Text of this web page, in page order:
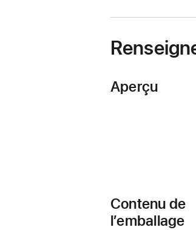
Aperçu
Contenu de
l’emballage